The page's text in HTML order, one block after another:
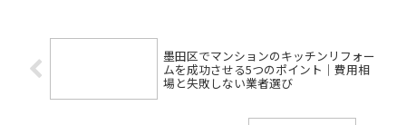
墨田区でマンションのキッチンリフォー
ムを成功させる5つのポイント｜費用相
場と失敗しない業者選び